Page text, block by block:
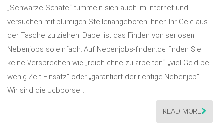
„Schwarze Schafe“ tummeln sich auch im Internet und
versuchen mit blumigen Stellenangeboten Ihnen Ihr Geld aus
der Tasche zu ziehen. Dabei ist das Finden von seriösen
Nebenjobs so einfach. Auf Nebenjobs-finden.de finden Sie
keine Versprechen wie „reich ohne zu arbeiten“, „viel Geld bei
wenig Zeit Einsatz“ oder „garantiert der richtige Nebenjob“.
Wir sind die Jobbörse…
READ MORE